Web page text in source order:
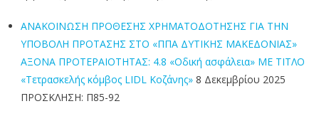
ΑΝΑΚΟΙΝΩΣΗ ΠΡΟΘΕΣΗΣ ΧΡΗΜΑΤΟΔΟΤΗΣΗΣ ΓΙΑ ΤΗΝ
ΥΠΟΒΟΛΗ ΠΡΟΤΑΣΗΣ ΣΤΟ «ΠΠΑ ΔΥΤΙΚΗΣ ΜΑΚΕΔΟΝΙΑΣ»
ΑΞΟΝΑ ΠΡΟΤΕΡΑΙΟΤΗΤΑΣ: 4.8 «Οδική ασφάλεια» ΜΕ ΤΙΤΛΟ
«Τετρασκελής κόμβος LIDL Κοζάνης»8 Δεκεμβρίου 2025
ΠΡΟΣΚΛΗΣΗ: Π85-92